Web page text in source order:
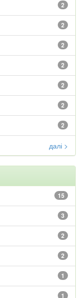
2
2
2
2
2
2
2
далі >
15
3
2
2
1
1